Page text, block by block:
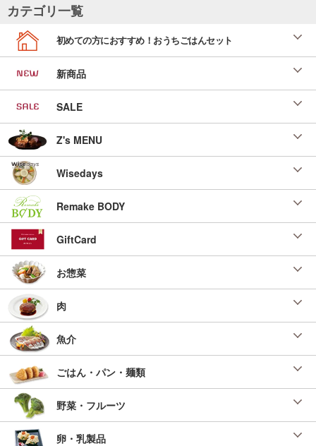
カテゴリ一覧
初めての方におすすめ！おうちごはんセット
新商品
SALE
Z's MENU
Wisedays
Remake BODY
GiftCard
お惣菜
肉
魚介
ごはん・パン・麺類
野菜・フルーツ
卵・乳製品